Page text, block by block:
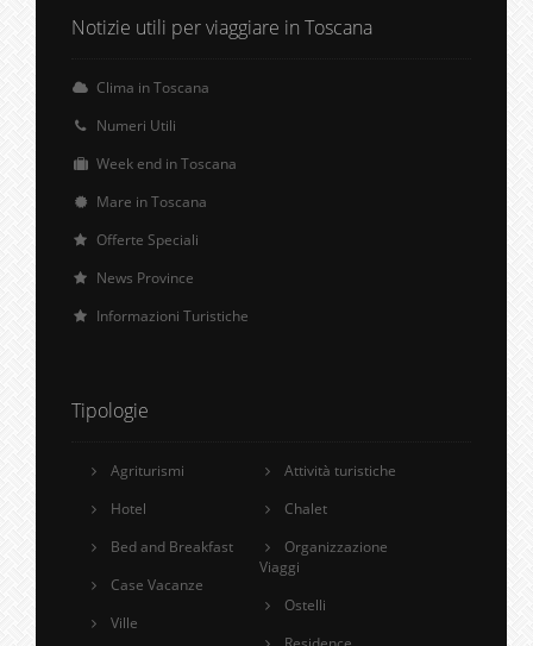
Notizie utili per viaggiare in Toscana
Clima in Toscana
Numeri Utili
Week end in Toscana
Mare in Toscana
Offerte Speciali
News Province
Informazioni Turistiche
Tipologie
Agriturismi
Hotel
Bed and Breakfast
Case Vacanze
Ville
Attività turistiche
Chalet
Organizzazione
Viaggi
Ostelli